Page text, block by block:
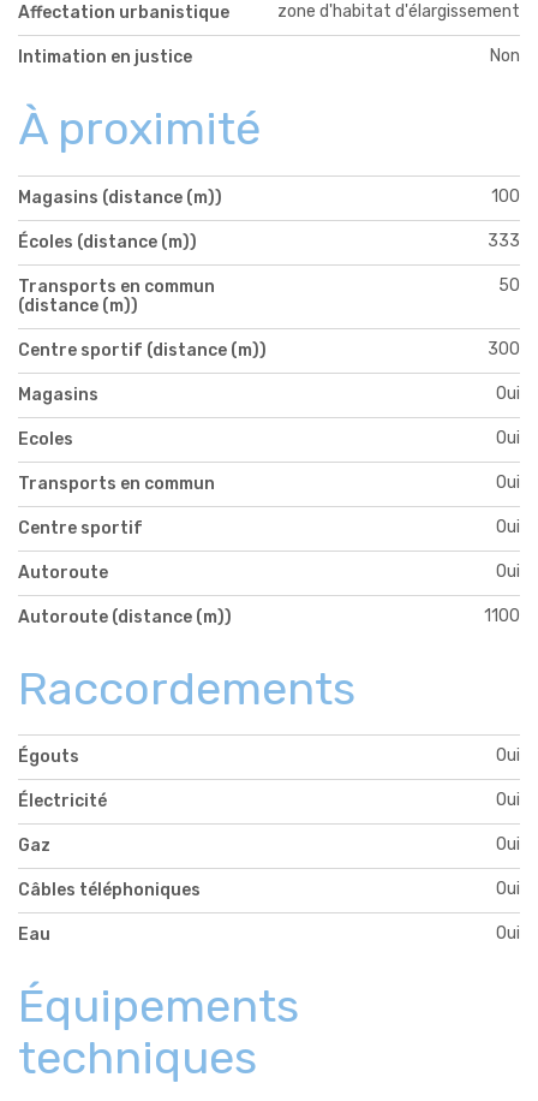
Affectation urbanistique zone d'habitat d'élargissement
Intimation en justice Non
À proximité
Magasins (distance (m)) 100
Écoles (distance (m)) 333
Transports en commun
(distance (m))
50
Centre sportif (distance (m)) 300
Magasins Oui
Ecoles Oui
Transports en commun Oui
Centre sportif Oui
Autoroute Oui
Autoroute (distance (m)) 1100
Raccordements
Égouts Oui
Électricité Oui
Gaz Oui
Câbles téléphoniques Oui
Eau Oui
Équipements
techniques